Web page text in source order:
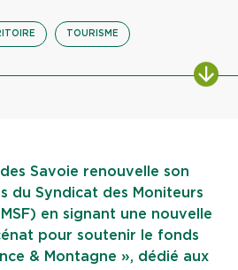
TOURISME
Savoie renouvelle son
du Syndicat des Moniteurs
en signant une nouvelle
pour soutenir le fonds
& Montagne », dédié aux